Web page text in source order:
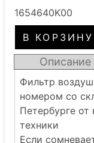
1654640K00
Описание
Фильтр
номером со
Петербурге
техники
Если